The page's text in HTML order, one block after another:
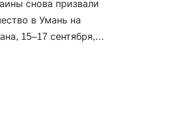
снова призвали
в Умань на
15–17 сентября,
обстрелы
со стороны
что часть верующих,